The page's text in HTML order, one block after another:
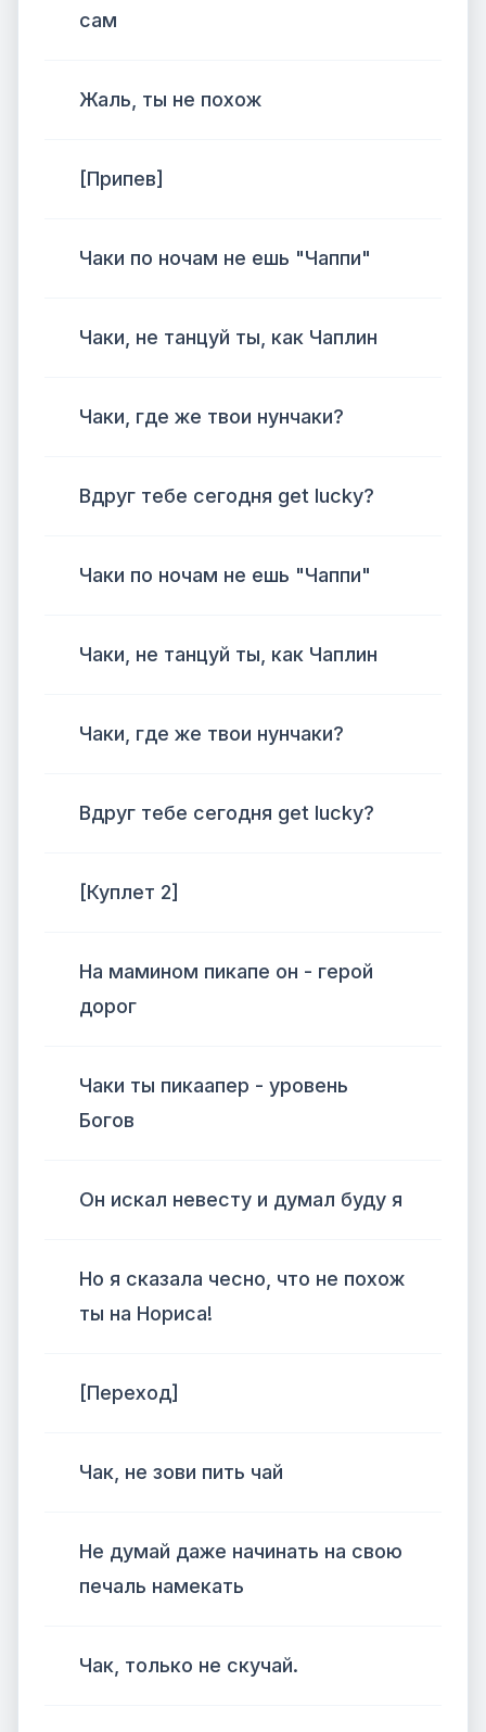
сам
Жаль, ты не похож
[Припев]
Чаки по ночам не ешь "Чаппи"
Чаки, не танцуй ты, как Чаплин
Чаки, где же твои нунчаки?
Вдруг тебе сегодня get lucky?
Чаки по ночам не ешь "Чаппи"
Чаки, не танцуй ты, как Чаплин
Чаки, где же твои нунчаки?
Вдруг тебе сегодня get lucky?
[Куплет 2]
На мамином пикапе он - герой
дорог
Чаки ты пикаапер - уровень
Богов
Он искал невесту и думал буду я
Но я сказала чесно, что не похож
ты на Нориса!
[Переход]
Чак, не зови пить чай
Не думай даже начинать на свою
печаль намекать
Чак, только не скучай.